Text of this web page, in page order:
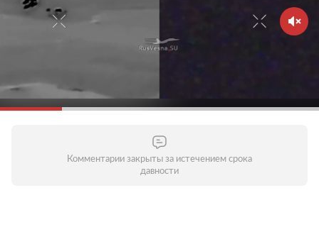
Комментарии закрыты за истечением срока
давности